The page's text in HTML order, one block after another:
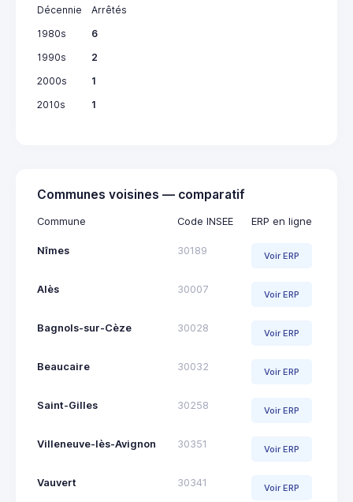
Décennie
Arrêtés
1980s
6
1990s
2
2000s
1
2010s
1
Communes voisines — comparatif
Commune Code INSEE ERP en ligne
Nîmes 30189 Voir ERP
Alès 30007 Voir ERP
Bagnols-sur-Cèze 30028 Voir ERP
Beaucaire 30032 Voir ERP
Saint-Gilles 30258 Voir ERP
Villeneuve-lès-Avignon 30351 Voir ERP
Vauvert 30341 Voir ERP